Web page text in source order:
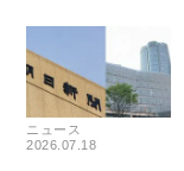
ニュース
2026.07.18